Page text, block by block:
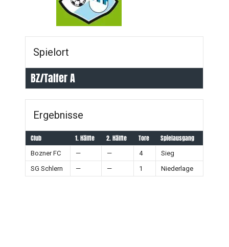
Spielort
BZ/Talfer A
Ergebnisse
Club 1. Hälfte 2. Hälfte Tore Spielausgang
Bozner FC — — 4
Sieg
SG Schlern
— — 1 Niederlage